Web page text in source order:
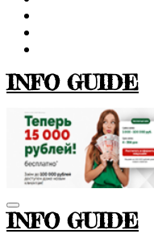
INFO GUIDE
INFO GUIDE